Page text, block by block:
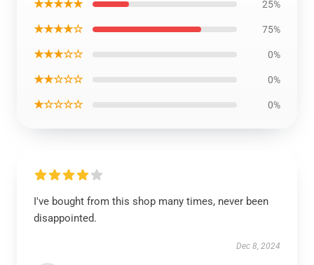
★★★★★ 25%
★★★★☆ 75%
★★★☆☆ 0%
★★☆☆☆ 0%
★☆☆☆☆ 0%
I've bought from this shop many times, never been
disappointed.
Dec 8, 2024